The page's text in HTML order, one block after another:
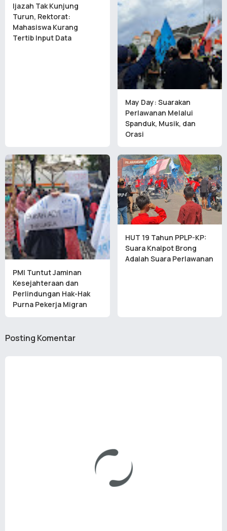
Ijazah Tak Kunjung
Turun, Rektorat:
Mahasiswa Kurang
Tertib Input Data
May Day: Suarakan
Perlawanan Melalui
Spanduk, Musik, dan
Orasi
PMI Tuntut Jaminan
Kesejahteraan dan
Perlindungan Hak-Hak
Purna Pekerja Migran
HUT 19 Tahun PPLP-KP:
Suara Knalpot Brong
Adalah Suara Perlawanan
Posting Komentar